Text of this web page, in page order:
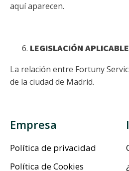
aquí aparecen.
LEGISLACIÓN
La relación entre Fortuny
de la ciudad de Madrid.
Empresa
Política de privacidad
Política de Cookies